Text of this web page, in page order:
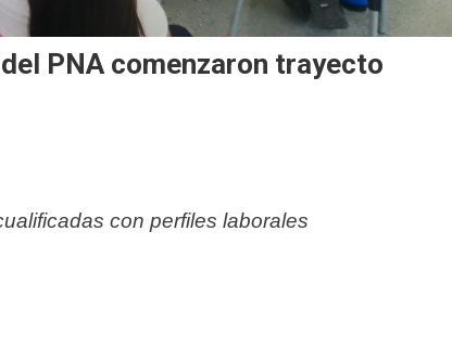
PNA comenzaron trayecto
con perfiles laborales